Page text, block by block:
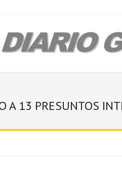
A 13 PRESUNTOS